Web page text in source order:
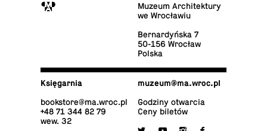
M
Muzeum Architektury
we Wrocławiu
Ber­nar­dyń­ska 7
50-156 Wrocław
Polska
Księ­gar­nia
bo­ok­sto­re@​ma.​wroc.​pl
+48 71 344 82 79
wew. 32
muzeum@​ma.​wroc.​pl
Godziny otwarcia
Ceny biletów